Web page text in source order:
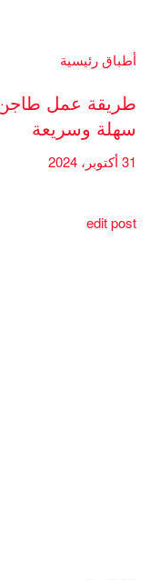
أطباق رئيسية
طريقة عمل
سهلة وسريعة
31 أكتوبر، 2024
edit post